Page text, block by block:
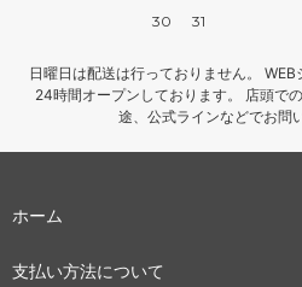
30
31
日曜日は配送は行っておりません。 WEB
24時間オープンしております。 店頭で
途、公式ラインなどでお問
ホーム
支払い方法について